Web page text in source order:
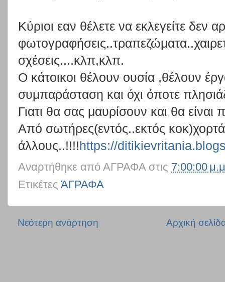
Κύριοι εαν θέλετε να εκλεγείτε δεν
σχέσεις....κλπ,κλπ.
Ο κάτοικοι θέλουν ουσία ,θέλουν
συμπαράσταση και όχι όποτε
Γιατι θα σας μαυρίσουν και θα είναι
Από σωτήρες(εντός..εκτός
άλλους..!!!! https://
Αναρτήθηκε από ΑΓΡΑΦΑ στις 7:00:00
Ετικέτες ΆΓΡΑΦΑ
Νεότερη ανάρτηση Αρχική